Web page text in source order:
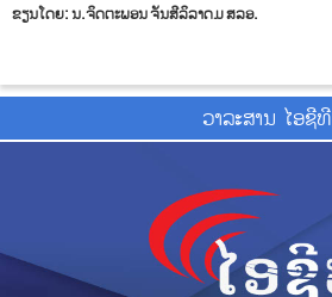
ຂຽນໂດຍ: ນ.ຈິດຕະພອນ ຈັນສີລິລາດມ ສລອ.
ວາ​ລະ​ສານ ໄອ​ຊີ​ທີ